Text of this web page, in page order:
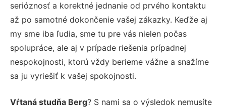
serióznosť a korektné jednanie od prvého kontaktu
až po samotné dokončenie vašej zákazky. Keďže aj
my sme iba ľudia, sme tu pre vás nielen počas
spolupráce, ale aj v prípade riešenia prípadnej
nespokojnosti, ktorú vždy berieme vážne a snažíme
sa ju vyriešiť k vašej spokojnosti.
Vŕtaná studňa Berg? S nami sa o výsledok nemusíte